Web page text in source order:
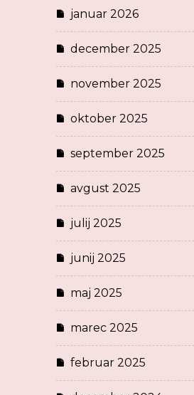
januar 2026
december 2025
november 2025
oktober 2025
september 2025
avgust 2025
julij 2025
junij 2025
maj 2025
marec 2025
februar 2025